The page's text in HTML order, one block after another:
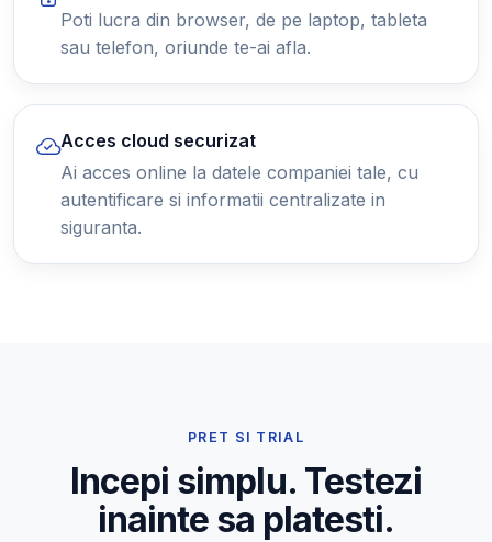
Poti lucra din browser, de pe laptop, tableta
sau telefon, oriunde te-ai afla.
Acces cloud securizat
Ai acces online la datele companiei tale, cu
autentificare si informatii centralizate in
siguranta.
PRET SI TRIAL
Incepi simplu. Testezi
inainte sa platesti.